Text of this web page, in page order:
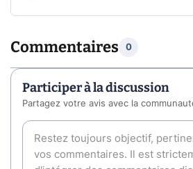
Commentaires 0
Participer à la discussion
Partagez votre avis avec la